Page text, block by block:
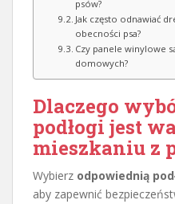
psów?
Jak często odnawiać
obecności psa?
Czy panele winylowe
domowych?
Dlaczego
podłogi jest
mieszkaniu z
Wybierz odpowiednią
aby zapewnić